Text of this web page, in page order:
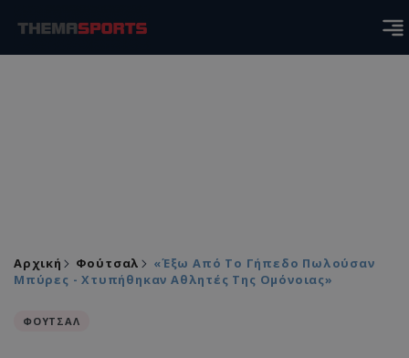
Αρχική Φούτσαλ
«Έξω Από Το Γήπεδο Πωλούσαν
Μπύρες - Χτυπήθηκαν Αθλητές Της Ομόνοιας»
ΦΟΥΤΣΑΛ